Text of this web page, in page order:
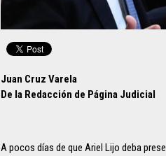
Juan Cruz Varela
De la Redacción de Página Judicial
A pocos días de que Ariel Lijo deba